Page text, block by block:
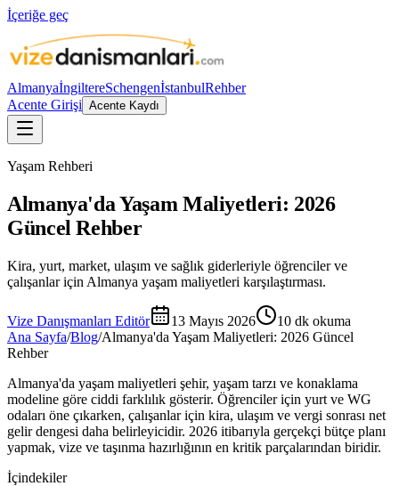
İçeriğe geç
AlmanyaİngiltereSchengenİstanbulRehber
Acente Girişi Acente Kaydı
Yaşam Rehberi
Almanya'da Yaşam Maliyetleri: 2026
Güncel Rehber
Kira, yurt, market, ulaşım ve sağlık giderleriyle öğrenciler ve
çalışanlar için Almanya yaşam maliyetleri karşılaştırması.
Vize Danışmanları Editör 13 Mayıs 2026 10 dk okuma
Ana Sayfa/Blog/Almanya'da Yaşam Maliyetleri: 2026 Güncel
Rehber
Almanya'da yaşam maliyetleri şehir, yaşam tarzı ve konaklama
modeline göre ciddi farklılık gösterir. Öğrenciler için yurt ve WG
odaları öne çıkarken, çalışanlar için kira, ulaşım ve vergi sonrası net
gelir dengesi daha belirleyicidir. 2026 itibarıyla gerçekçi bütçe planı
yapmak, vize ve taşınma hazırlığının en kritik parçalarından biridir.
İçindekiler